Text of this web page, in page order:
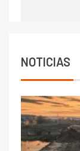
NOTICIAS